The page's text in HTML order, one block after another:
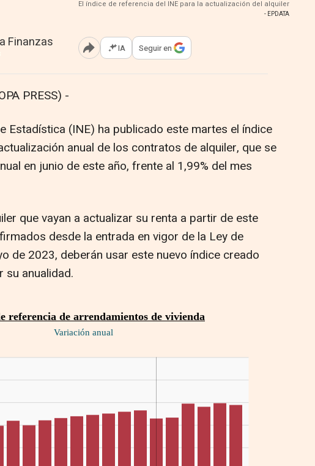
El índice de referencia del INE para la actualización del alquiler
- EPDATA
Finanzas
Abrir opciones para compartir
IA Seguir en
PRESS) -
Estadística (INE) ha publicado este martes el índice
anual de los contratos de alquiler, que se
en junio de este año, frente al 1,99% del mes
que vayan a actualizar su renta a partir de este
desde la entrada en vigor de la Ley de
de 2023, deberán usar este nuevo índice creado
su anualidad.